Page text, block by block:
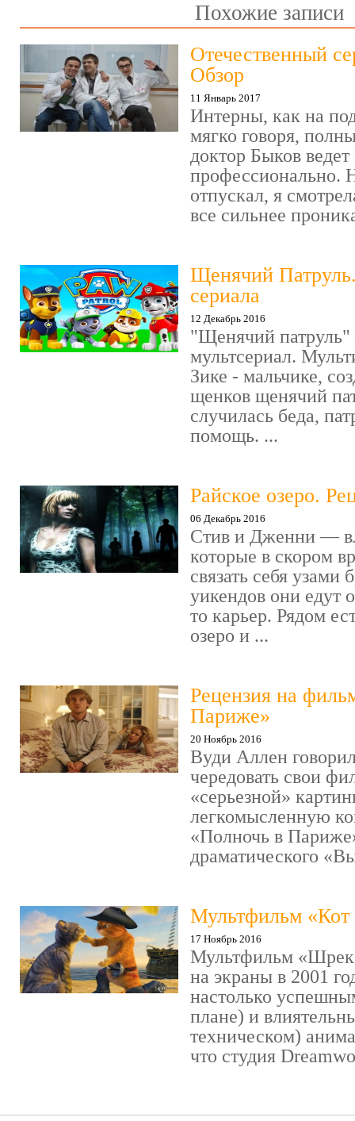
Похожие записи
Отечественный
Обзор
11 Январь 2017
Интерны, как на
мягко говоря,
доктор Быков ведет
профессионально.
отпускал, я
все сильнее
Щенячий
сериала
12 Декабрь 2016
"Щенячий патруль"
мультсериал.
Зике - мальчике,
щенков щенячий
случилась беда,
помощь. ...
Райское озеро.
06 Декабрь 2016
Стив и Дженни —
которые в скором
связать себя узами
уикендов они едут
то карьер. Рядом
озеро и ...
Рецензия на
Париже»
20 Ноябрь 2016
Вуди Аллен
чередовать свои
«серьезной»
легкомысленную
«Полночь в
драматического
Мультфильм «Кот
17 Ноябрь 2016
Мультфильм
на экраны в 2001
настолько
плане) и
техническом)
что студия